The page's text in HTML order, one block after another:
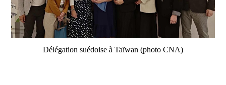
Délégation suédoise à Taïwan (photo CNA)